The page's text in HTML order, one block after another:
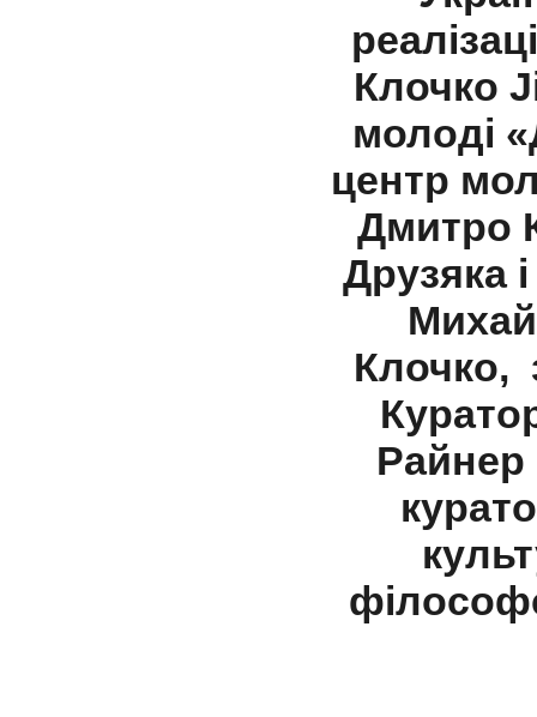
Клочко
молоді
центр
Дмитро
Друзяка
Клочко,
Райнер